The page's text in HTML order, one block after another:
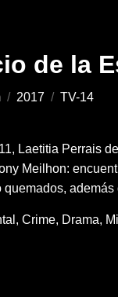
de la
/ 2017 / TV-14
Laetitia Perrais
Meilhon:
Crime Drama